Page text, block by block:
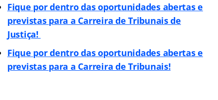
Fique por dentro das oportunidades abertas e
previstas para a Carreira de Tribunais de
Justiça!
Fique por dentro das oportunidades abertas e
previstas para a Carreira de Tribunais!